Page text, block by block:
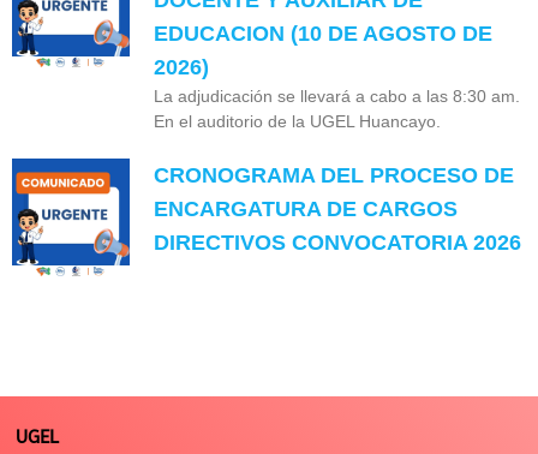
EDUCACION (10 DE AGOSTO DE
2026)
La adjudicación se llevará a cabo a las 8:30 am.
En el auditorio de la UGEL Huancayo.
CRONOGRAMA DEL PROCESO DE
ENCARGATURA DE CARGOS
DIRECTIVOS CONVOCATORIA 2026
UGEL